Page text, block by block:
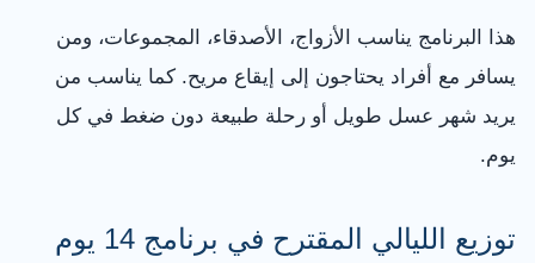
هذا البرنامج يناسب الأزواج، الأصدقاء، المجموعات، ومن
يسافر مع أفراد يحتاجون إلى إيقاع مريح. كما يناسب من
يريد شهر عسل طويل أو رحلة طبيعة دون ضغط في كل
يوم.
توزيع الليالي المقترح في برنامج 14 يوم